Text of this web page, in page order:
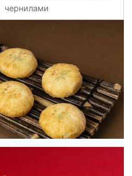
чернилами